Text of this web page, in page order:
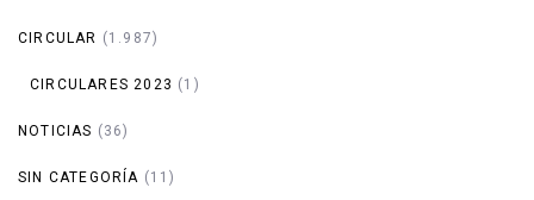
CIRCULAR (1.987)
CIRCULARES 2023 (1)
NOTICIAS (36)
SIN CATEGORÍA (11)